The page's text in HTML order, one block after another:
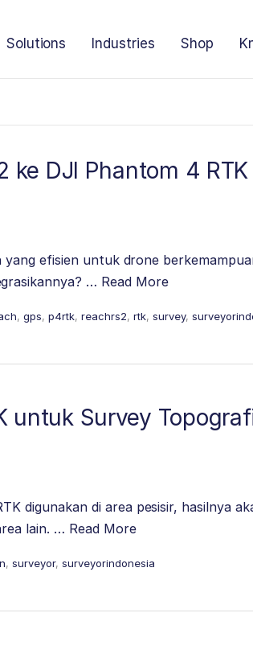
Solutions Industries Shop
ke DJI Phantom 4
yang efisien untuk drone
… Read More
, gps, p4rtk, reachrs2, rtk, survey,
untuk Survey
digunakan di area pesisir, hasilnya
lain. … Read More
, surveyor, surveyorindonesia